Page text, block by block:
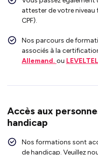
attester de votre niveau
CPF).
Nos parcours de
associés à la
Allemand. ou
Accès aux
handicap
Nos formations sont
de handicap. Veuillez